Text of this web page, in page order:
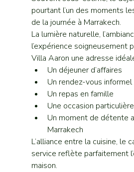
pourtant l’un des moments
de la journée à Marrakech.
La lumière naturelle,
l’expérience soigneusement
Villa Aaron une adresse
Un déjeuner d’affaires
Un rendez-vous informel
Un repas en famille
Une occasion particulière
Un moment de détente
Marrakech
L’alliance entre la cuisine, le
service reflète parfaitement
maison.